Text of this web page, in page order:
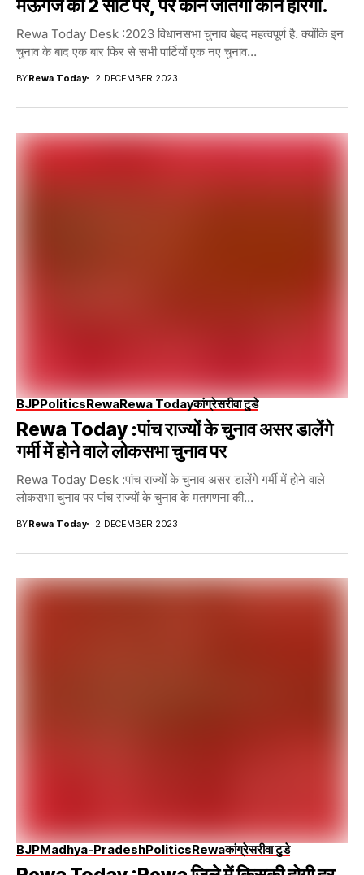
मऊगंज की 2 सीट पर, पर कौन जीतेगा कौन हारेगा.
Rewa Today Desk :2023 विधानसभा चुनाव बेहद महत्वपूर्ण है. क्योंकि इन
चुनाव के बाद एक बार फिर से सभी पार्टियों एक नए चुनाव...
BYRewa Today 2 DECEMBER 2023
BJPPoliticsRewaRewa Todayकांग्रेसरीवा टुडे
Rewa Today :पांच राज्यों के चुनाव असर डालेंगे
गर्मी में होने वाले लोकसभा चुनाव पर
Rewa Today Desk :पांच राज्यों के चुनाव असर डालेंगे गर्मी में होने वाले
लोकसभा चुनाव पर पांच राज्यों के चुनाव के मतगणना की...
BYRewa Today 2 DECEMBER 2023
BJPMadhya-PradeshPoliticsRewaकांग्रेसरीवा टुडे